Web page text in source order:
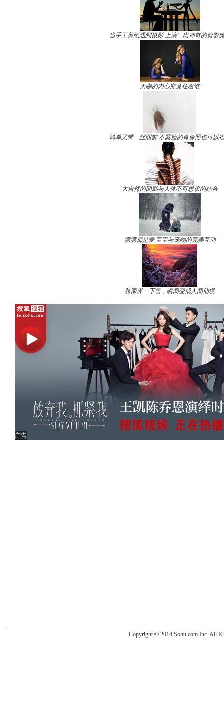
当手工剪纸遇到摄影 上演一出神奇的剪影
大咖的内心究竟住着谁
简单又带一丝阴郁 不露脸的肖像照也可以
大自然的阴影与人体不可思议的结合
满满都是爱 宝宝与宠物的完美互动
张家界一下雪，瞬间变成人间仙境
广告
Copyright © 2014 Sohu.com Inc. All